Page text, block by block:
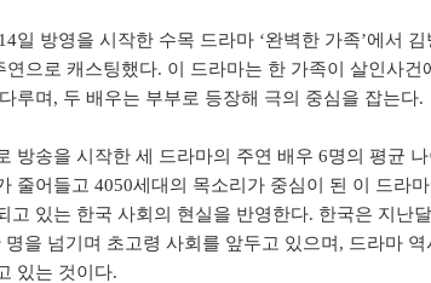
일 방영을 시작한 수목 드라마 ‘완벽한 가족’에서
연으로 캐스팅했다. 이 드라마는 한 가족이 살인사건
루며, 두 배우는 부부로 등장해 극의 중심을 잡는다.
방송을 시작한 세 드라마의 주연 배우 6명의 평균
줄어들고 4050세대의 목소리가 중심이 된 이 드라
고 있는 한국 사회의 현실을 반영한다. 한국은 지난달
명을 넘기며 초고령 사회를 앞두고 있으며, 드라마
있는 것이다.